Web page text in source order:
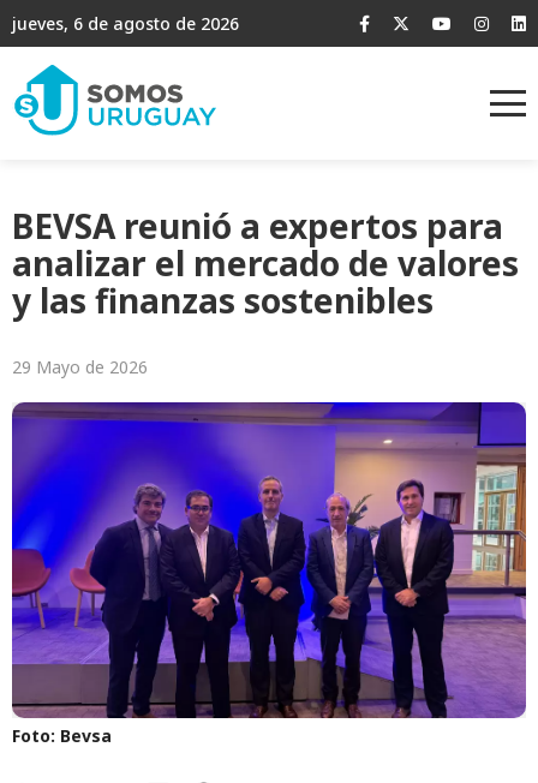
jueves, 6 de agosto de 2026
BEVSA reunió a expertos para
analizar el mercado de valores
y las finanzas sostenibles
29 Mayo de 2026
Foto: Bevsa